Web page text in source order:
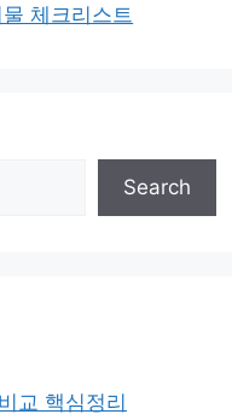
체크리스트
Search
교 핵심정리